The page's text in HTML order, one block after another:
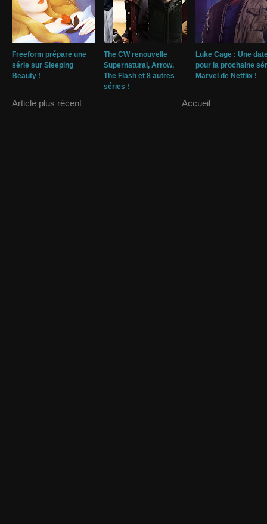
Freeform prépare une
série sur Sleeping
Beauty !
The CW renouvelle
Supernatural, Arrow,
The Flash et 8 autres
séries !
Luke Cage : Une
pour la prochaine
Marvel de Netflix !
Article plus récent Accueil